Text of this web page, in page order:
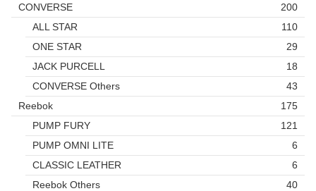
CONVERSE
200
ALL STAR
110
ONE STAR
29
JACK PURCELL
18
CONVERSE Others
43
Reebok
175
PUMP FURY
121
PUMP OMNI LITE
6
CLASSIC LEATHER
6
Reebok Others
40